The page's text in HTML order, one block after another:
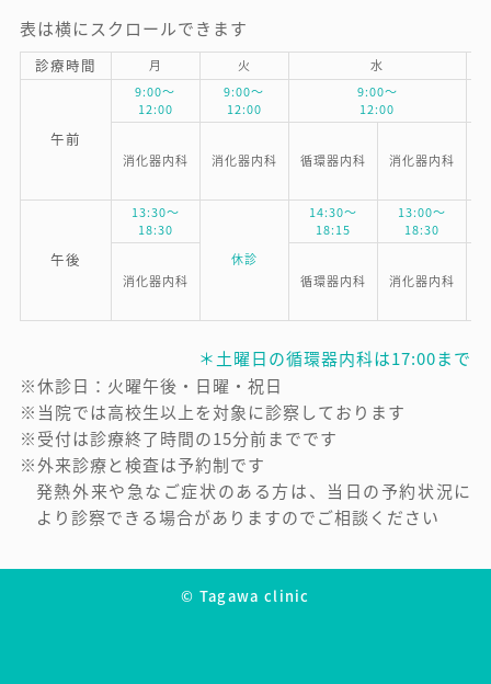
表は横にスクロールできます
診療時間 月 火 水
午前
9:00～
12:00
9:00～
12:00
9:00～
12:00
消化器内科 消化器内科 循環器内科 消化器内科
午後
13:30～
18:30
休診
14:30～
18:15
13:00～
18:30
消化器内科 循環器内科 消化器内科
＊土曜日の循環器内科は17:00まで
※休診日：火曜午後・日曜・祝日
※当院では高校生以上を対象に診察しております
※受付は診療終了時間の15分前までです
※外来診療と検査は予約制です
発熱外来や急なご症状のある方は、当日の予約状況に
より診察できる場合がありますのでご相談ください
© Tagawa clinic